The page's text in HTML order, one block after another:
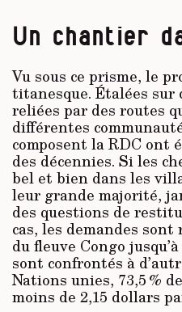
Un chantier
Vu sous ce prisme, le
titanesque. Étalées
reliées par des routes
différentes
composent la RDC ont
des décennies. Si les
bel et bien dans les
leur grande majorité,
des questions de
cas, les demandes sont
du fleuve Congo
sont confrontés à
Nations unies, 73,5 %
moins de 2,15 dollars